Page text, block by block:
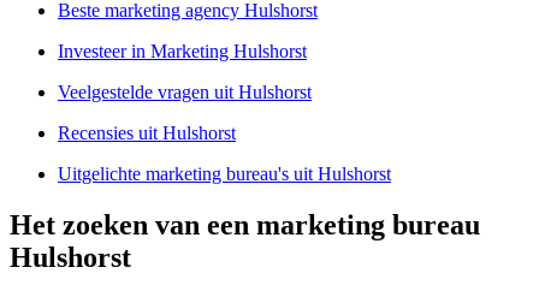
Beste marketing agency Hulshorst
Investeer in Marketing Hulshorst
Veelgestelde vragen uit Hulshorst
Recensies uit Hulshorst
Uitgelichte marketing bureau's uit Hulshorst
Het zoeken van een marketing bureau
Hulshorst